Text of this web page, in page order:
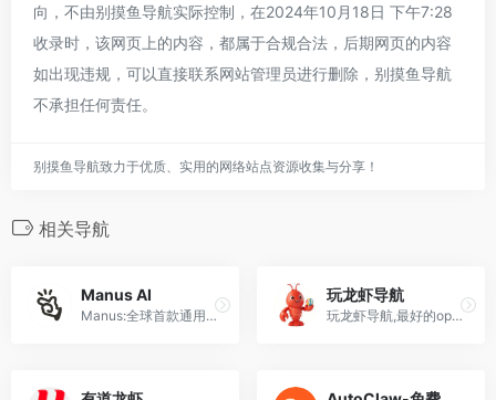
向，不由别摸鱼导航实际控制，在2024年10月18日 下午7:28
收录时，该网页上的内容，都属于合规合法，后期网页的内容
如出现违规，可以直接联系网站管理员进行删除，别摸鱼导航
不承担任何责任。
别摸鱼导航致力于优质、实用的网络站点资源收集与分享！
相关导航
Manus AI
Manus:全球首款通用型AI智能体,云端虚拟环境中自动完成任务
玩龙虾导航
玩龙虾导航,最好的openclaw中文社区 收集分享1万+有关小龙虾ai智能体 skillshub市场 openclaw养龙虾部署 ai编程安装配置教程 使用技巧的网址导航